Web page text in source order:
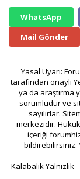
WhatsApp
Mail Gönder
Yasal Uyarı:
tarafından onaylı
ya da araştırma
sorumludur ve
sayılırlar.
merkezidir.
içeriği
bildirebilirsiniz.
Kalabalık Yalnızlık